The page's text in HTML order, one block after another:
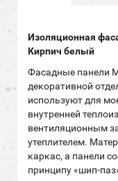
Изоляционная
Кирпич белый
Фасадные панели
декоративной
используют для
внутренней
вентиляционным
утеплителем.
каркас, а панели
принципу «шип-